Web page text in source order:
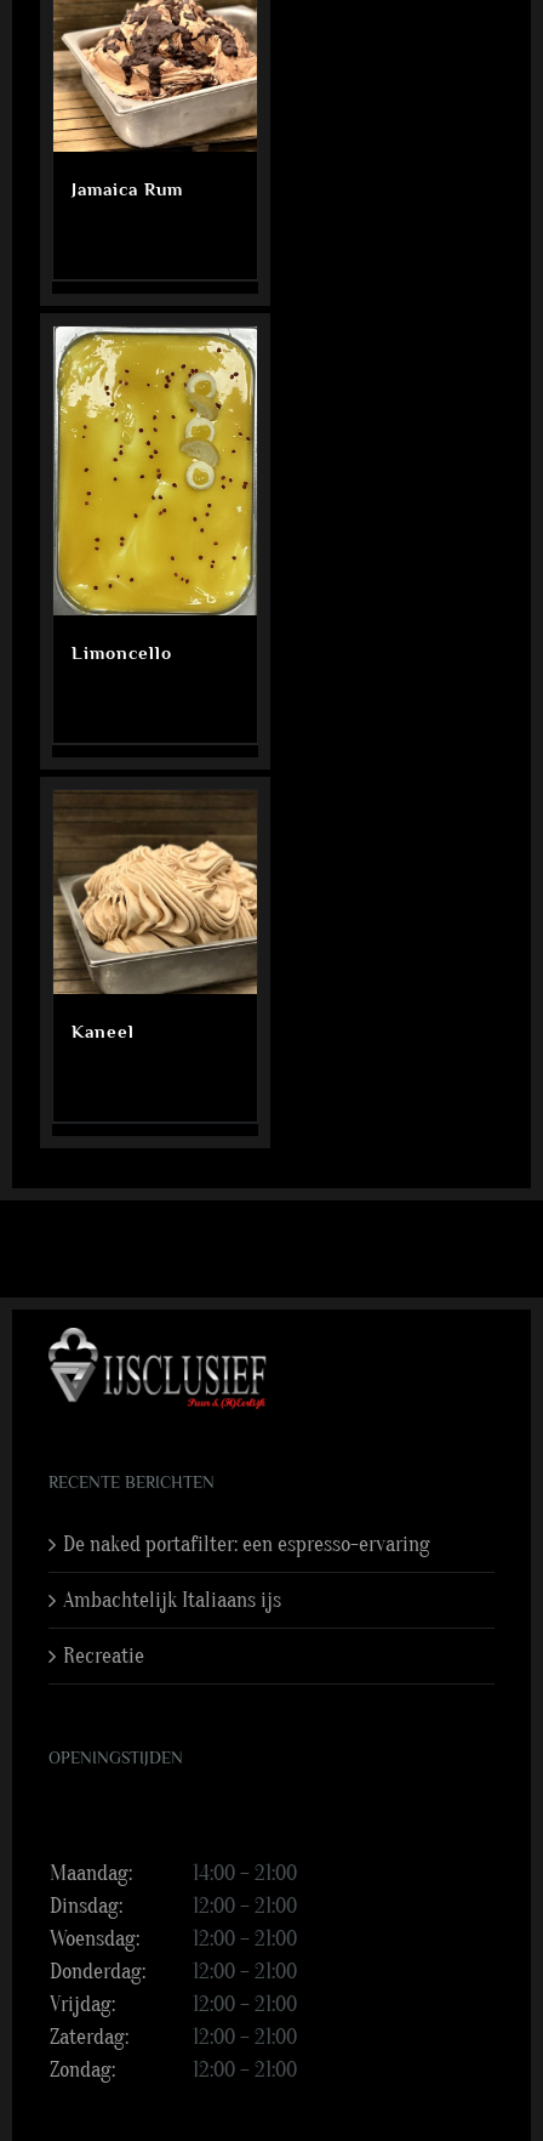
Jamaica Rum
Limoncello
Kaneel
RECENTE BERICHTEN
De naked portafilter: een espresso-ervaring
Ambachtelijk Italiaans ijs
Recreatie
OPENINGSTIJDEN
Maandag:
14:00 – 21:00
Dinsdag:
12:00 – 21:00
Woensdag:
12:00 – 21:00
Donderdag:
12:00 – 21:00
Vrijdag:
12:00 – 21:00
Zaterdag:
12:00 – 21:00
Zondag:
12:00 – 21:00